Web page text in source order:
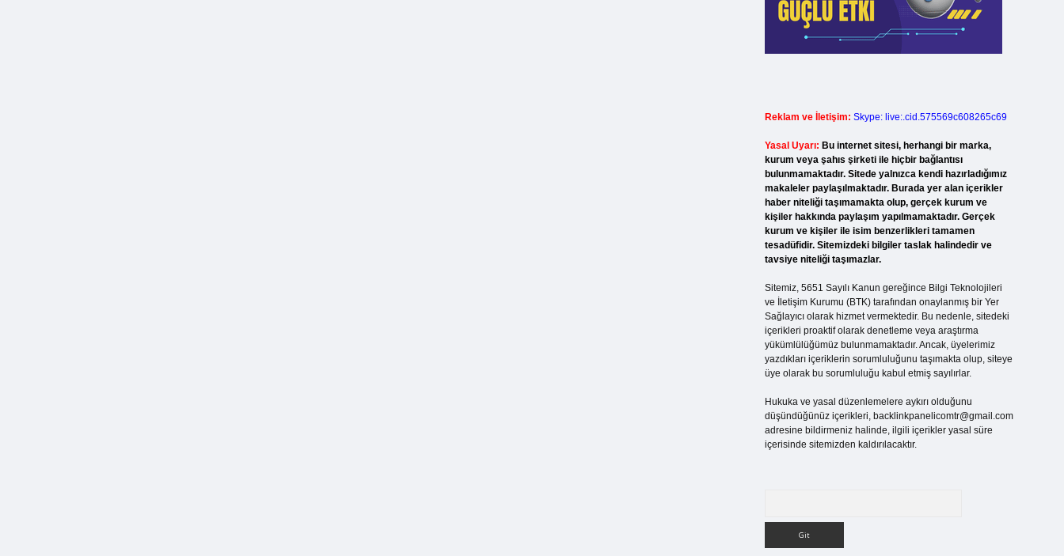
Reklam ve İletişim: Skype: live:.cid.575569c608265c69
Yasal Uyarı: Bu internet sitesi, herhangi bir marka,
kurum veya şahıs şirketi ile hiçbir bağlantısı
bulunmamaktadır. Sitede yalnızca kendi hazırladığımız
makaleler paylaşılmaktadır. Burada yer alan içerikler
haber niteliği taşımamakta olup, gerçek kurum ve
kişiler hakkında paylaşım yapılmamaktadır. Gerçek
kurum ve kişiler ile isim benzerlikleri tamamen
tesadüfidir. Sitemizdeki bilgiler taslak halindedir ve
tavsiye niteliği taşımazlar.
Sitemiz, 5651 Sayılı Kanun gereğince Bilgi Teknolojileri
ve İletişim Kurumu (BTK) tarafından onaylanmış bir Yer
Sağlayıcı olarak hizmet vermektedir. Bu nedenle, sitedeki
içerikleri proaktif olarak denetleme veya araştırma
yükümlülüğümüz bulunmamaktadır. Ancak, üyelerimiz
yazdıkları içeriklerin sorumluluğunu taşımakta olup, siteye
üye olarak bu sorumluluğu kabul etmiş sayılırlar.
Hukuka ve yasal düzenlemelere aykırı olduğunu
düşündüğünüz içerikleri, backlinkpanelicomtr@gmail.com
adresine bildirmeniz halinde, ilgili içerikler yasal süre
içerisinde sitemizden kaldırılacaktır.